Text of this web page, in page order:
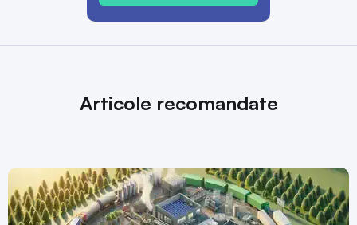
Articole recomandate